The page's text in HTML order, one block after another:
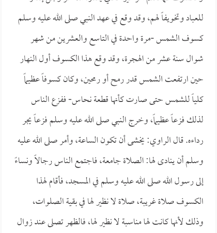
للعباد وتخويفاً لهم، وقد وقع في عهد النبي صلى الله عليه وسلم
كسوف الشمس -مرة واحدة في التاسع والعشرين من شهر
شوال سنة عشر من الهجرة، وقد وقع هذا الكسوف أول النهار
حين ارتفعت الشمس قدر رمح أو رمحين، وكان كسوفاً عظيماً
كلياً للشمس حتى صارت كأنها قطعة نحاس- ففزع الناس
لذلك فزعاً عظيماً، وخرج النبي صلى الله عليه وسلم فزعاً يجر
رداءه. قال الراوي: يخشى أن تكون الساعة، وأمر صلى الله عليه
وسلم أن ينادى لها: الصلاة جامعة، فاجتمع الناس رجالاً ونساءً
إلى رسول الله صلى الله عليه وسلم في المسجد، فأقام لهذا
الكسوف صلاة غريبة، صلاة لا نظير لها في بقية الصلوات،
وذلك لأنها كانت لها مناسبة لا نظير لها، فالظهر تصلى عند زوال